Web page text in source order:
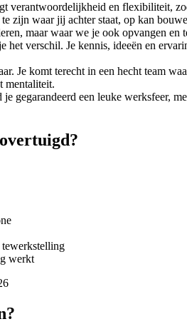
verantwoordelijkheid en flexibiliteit,
zijn waar jij achter staat, op kan
maar waar we je ook opvangen en
het verschil. Je kennis, ideeën en
Je komt terecht in een hecht team
mentaliteit.
gegarandeerd een leuke werksfeer,
werkt